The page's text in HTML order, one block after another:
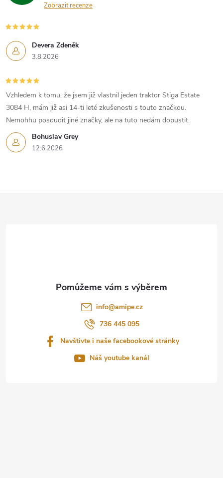
Zobrazit recenze
Devera Zdeněk
3.8.2026
Bohuslav Grey
12.6.2026
Vzhledem k tomu, že jsem již vlastnil jeden traktor Stiga Estate
3084 H, mám již asi 14-ti leté zkušenosti s touto značkou.
Nemohhu posoudit jiné značky, ale na tuto nedám dopustit.
info@amipe.cz
736 445 095
Navštivte i naše facebookové stránky
Náš youtube kanál